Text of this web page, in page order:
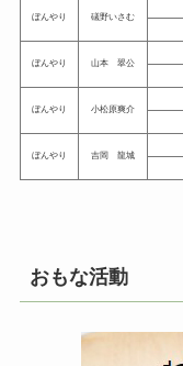
ぼんやり 礒野いさむ
ぼんやり 山本 翠公
ぼんやり 小松原爽介
ぼんやり 吉岡 龍城
おもな活動